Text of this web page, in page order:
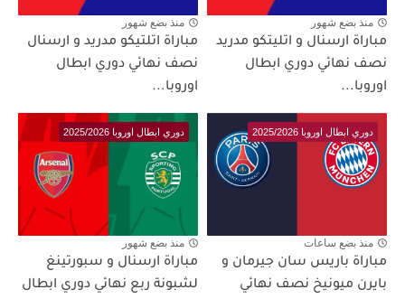
منذ بضع شهور
مباراة ارسنال و اتليتكو مدريد
نصف نهائي دوري ابطال
اوروبا...
منذ بضع شهور
مباراة اتلتيكو مدريد و ارسنال
نصف نهائي دوري ابطال
اوروبا...
دوري ابطال اوروبا 2025/2026
منذ بضع ساعات
مباراة باريس سان جيرمان و
بايرن ميونيخ نصف نهائي
دوري ابطال اوروبا 2025/2026
منذ بضع شهور
مباراة ارسنال و سبورتينغ
لشبونة ربع نهائي دوري ابطال